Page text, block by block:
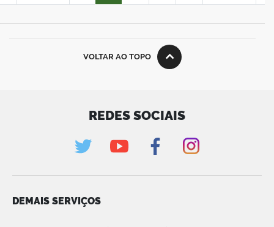
VOLTAR AO TOPO
REDES SOCIAIS
DEMAIS SERVIÇOS